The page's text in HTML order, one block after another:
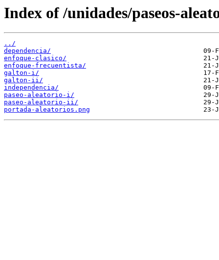
Index of /unidades/paseos-
../
dependencia/
enfoque-clasico/
enfoque-frecuentista/
galton-i/
galton-ii/
independencia/
paseo-aleatorio-i/
paseo-aleatorio-ii/
portada-aleatorios.png